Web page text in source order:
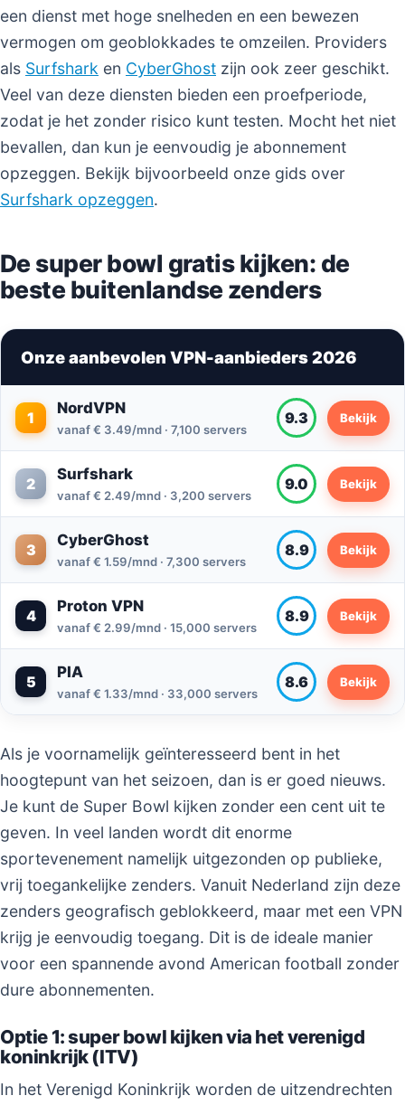
een dienst met hoge snelheden en een bewezen
vermogen om geoblokkades te omzeilen. Providers
als Surfshark en CyberGhost zijn ook zeer geschikt.
Veel van deze diensten bieden een proefperiode,
zodat je het zonder risico kunt testen. Mocht het niet
bevallen, dan kun je eenvoudig je abonnement
opzeggen. Bekijk bijvoorbeeld onze gids over
Surfshark opzeggen.
De super bowl gratis kijken: de
beste buitenlandse zenders
Onze aanbevolen VPN-aanbieders 2026
1
NordVPN
vanaf € 3.49/mnd · 7,100 servers
9.3 Bekijk
2
Surfshark
vanaf € 2.49/mnd · 3,200 servers
9.0 Bekijk
3
CyberGhost
vanaf € 1.59/mnd · 7,300 servers
8.9 Bekijk
4
Proton VPN
vanaf € 2.99/mnd · 15,000 servers
8.9 Bekijk
5
PIA
vanaf € 1.33/mnd · 33,000 servers
8.6 Bekijk
Als je voornamelijk geïnteresseerd bent in het
hoogtepunt van het seizoen, dan is er goed nieuws.
Je kunt de Super Bowl kijken zonder een cent uit te
geven. In veel landen wordt dit enorme
sportevenement namelijk uitgezonden op publieke,
vrij toegankelijke zenders. Vanuit Nederland zijn deze
zenders geografisch geblokkeerd, maar met een VPN
krijg je eenvoudig toegang. Dit is de ideale manier
voor een spannende avond American football zonder
dure abonnementen.
Optie 1: super bowl kijken via het verenigd
koninkrijk (ITV)
In het Verenigd Koninkrijk worden de uitzendrechten